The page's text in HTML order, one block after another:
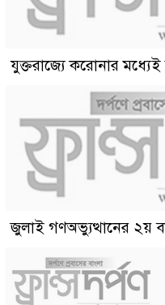
যুক্তরাজ্যে করোনার
জুলাই গণঅভ্যুত্থানের ২য়